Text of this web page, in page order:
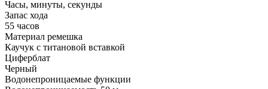
Часы, минуты, секунды
Запас хода
55 часов
Материал ремешка
Каучук с титановой вставкой
Циферблат
Черный
Водонепроницаемые функции